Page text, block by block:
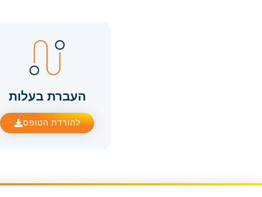
העברת בעלות
להורדת הטופס